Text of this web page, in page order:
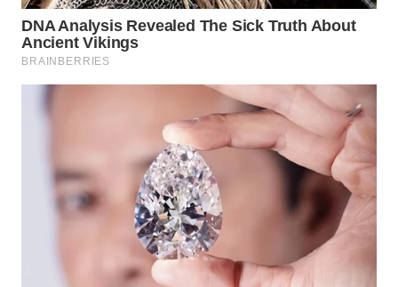
WN
BORNEO
WAHANA
NEWS